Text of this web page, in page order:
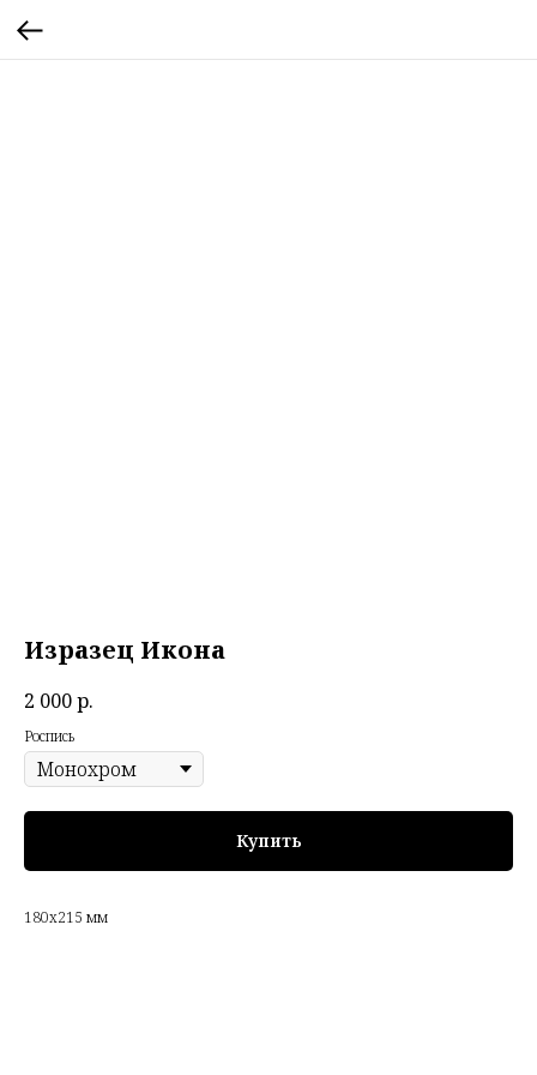
Изразец Икона
2 000р.
Роспись
Купить
180х215 мм